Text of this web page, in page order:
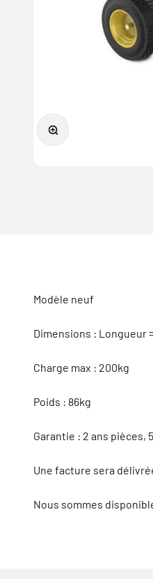
Zoomer sur l'image
Modèle neuf
Dimensions : Longueur
Charge max : 200kg
Poids : 86kg
Garantie : 2 ans pièces,
Une facture sera
Nous sommes